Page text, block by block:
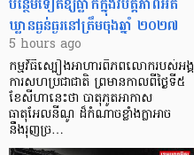
ឃ្លានធ្ងន់ធ្ងរនៅត្រឹមចុងឆ្នាំ ២០២៧
5 hours ago
កម្មវិធីស្បៀងអាហារពិភពលោករបស់អង្គ
ការសហប្រជាជាតិ ព្រមាន​កាលពីថ្ងៃទី៥
ខែសីហានេះថា បាតុភូតអាកាស
ធាតុអែលនីណូ ដ៏កំណាចខ្លាំងក្លាអាច
នឹងរុញច្រ…